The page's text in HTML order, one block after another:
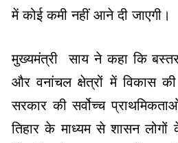
में कोई कमी नहीं आने दी जाएगी।
मुख्यमंत्री साय ने कहा कि
और वनांचल क्षेत्रों में विकास की
सरकार की सर्वोच्च
तिहार के माध्यम से शासन लोगों